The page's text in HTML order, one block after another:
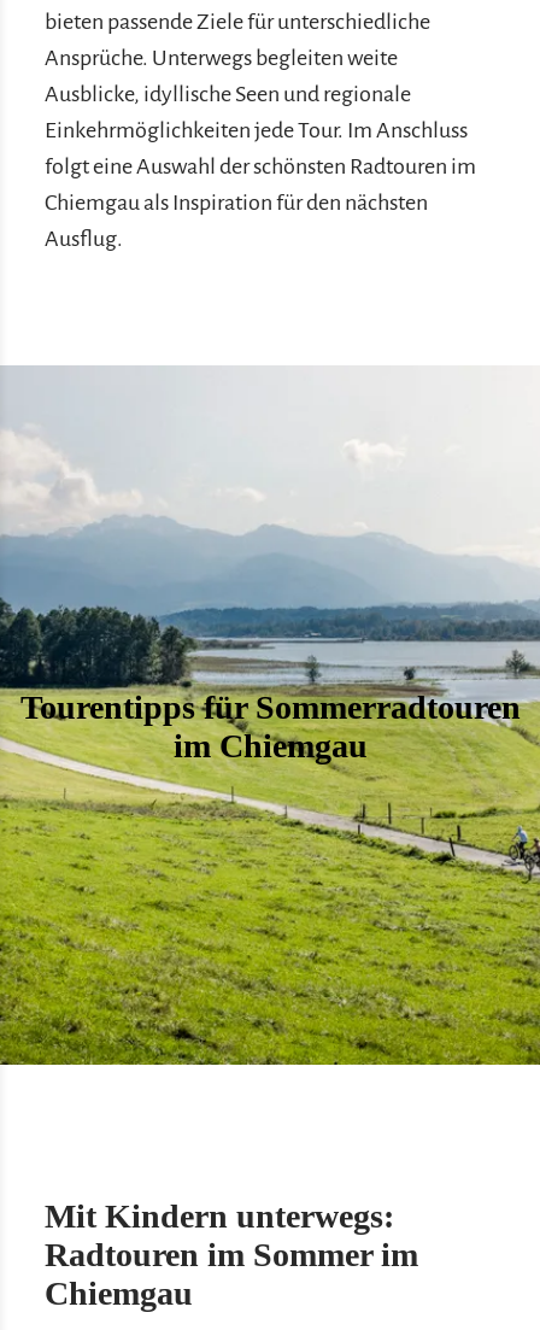
bieten passende Ziele für unterschiedliche
Ansprüche. Unterwegs begleiten weite
Ausblicke, idyllische Seen und regionale
Einkehrmöglichkeiten jede Tour. Im Anschluss
folgt eine Auswahl der schönsten Radtouren im
Chiemgau als Inspiration für den nächsten
Ausflug.
Tourentipps für Sommerradtouren
im Chiemgau
Mit Kindern unterwegs:
Radtouren im Sommer im
Chiemgau